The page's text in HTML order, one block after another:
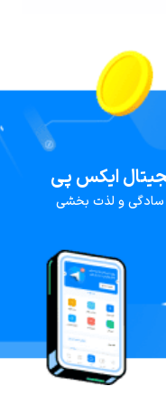
ایکس پی
سادگی و لذت بخشی